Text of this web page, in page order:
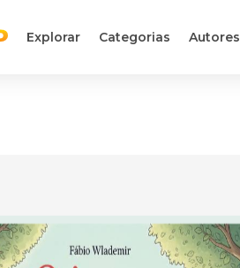
Explorar Categorias Autores